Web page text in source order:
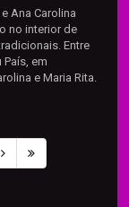
Ana Carolina
no interior de
Entre
em
e Maria Rita.